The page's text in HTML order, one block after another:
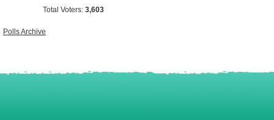
Total Voters: 3,603
Polls Archive